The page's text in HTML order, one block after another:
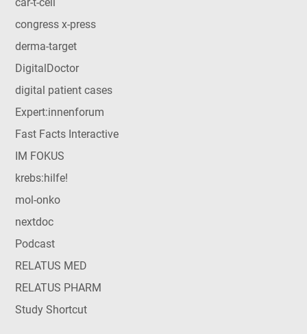
congress x-press
derma-target
DigitalDoctor
digital patient cases
Expert:innenforum
Fast Facts Interactive
IM FOKUS
krebs:hilfe!
mol-onko
nextdoc
Podcast
RELATUS MED
RELATUS PHARM
Study Shortcut